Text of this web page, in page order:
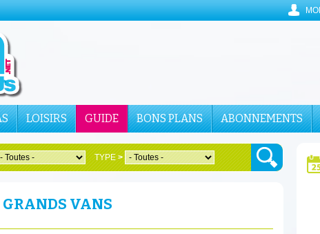
LOISIRS GUIDE BONS PLANS ABONNEMENTS
TYPE>
VANS